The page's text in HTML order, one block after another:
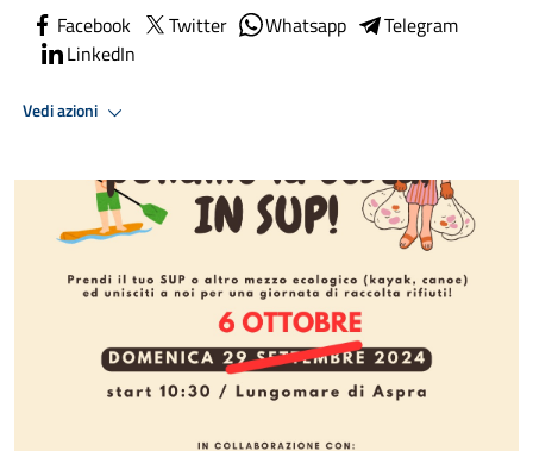
Facebook Twitter Whatsapp
Telegram
LinkedIn
Vedi azioni